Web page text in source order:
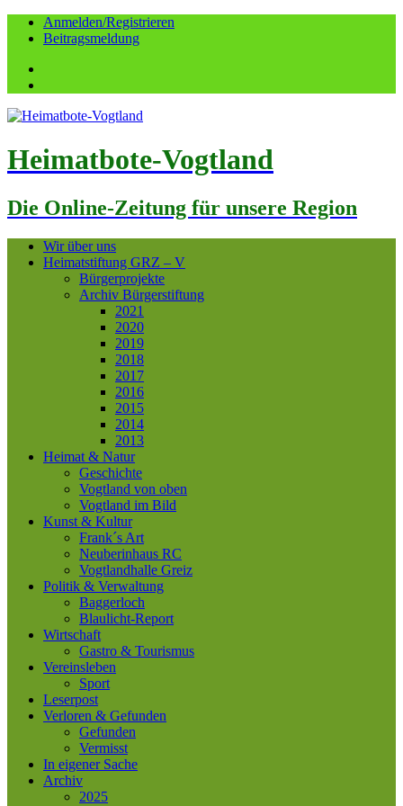
Anmelden/Registrieren
Beitragsmeldung
Heimatbote-Vogtland
Die Online-Zeitung für unsere Region
Wir über uns
Heimatstiftung GRZ – V
Bürgerprojekte
Archiv Bürgerstiftung
2021
2020
2019
2018
2017
2016
2015
2014
2013
Heimat & Natur
Geschichte
Vogtland von oben
Vogtland im Bild
Kunst & Kultur
Frank´s Art
Neuberinhaus RC
Vogtlandhalle Greiz
Politik & Verwaltung
Baggerloch
Blaulicht-Report
Wirtschaft
Gastro & Tourismus
Vereinsleben
Sport
Leserpost
Verloren & Gefunden
Gefunden
Vermisst
In eigener Sache
Archiv
2025